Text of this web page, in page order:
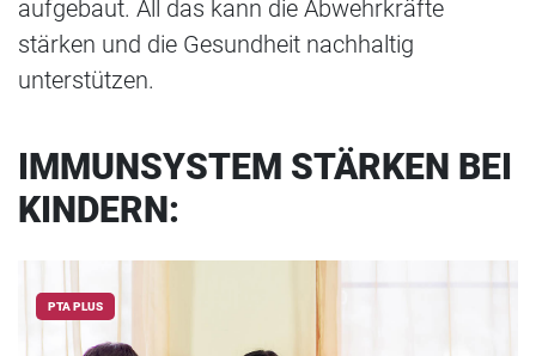
aufgebaut. All das kann die Abwehrkräfte
stärken und die Gesundheit nachhaltig
unterstützen.
IMMUNSYSTEM STÄRKEN BEI
KINDERN:
PTA PLUS